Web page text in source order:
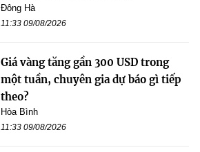
Đông Hà
11:33 09/08/2026
Giá vàng tăng gần 300 USD trong
một tuần, chuyên gia dự báo gì tiếp
theo?
Hòa Bình
11:33 09/08/2026